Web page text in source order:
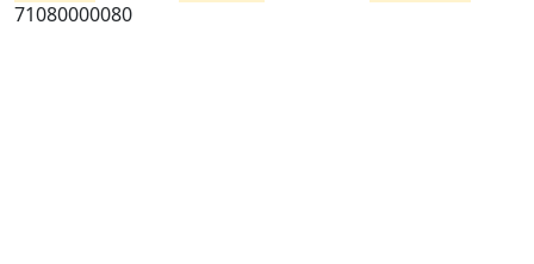
71080000080